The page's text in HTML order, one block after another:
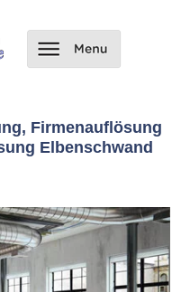
Firmenauflösung
Elbenschwand